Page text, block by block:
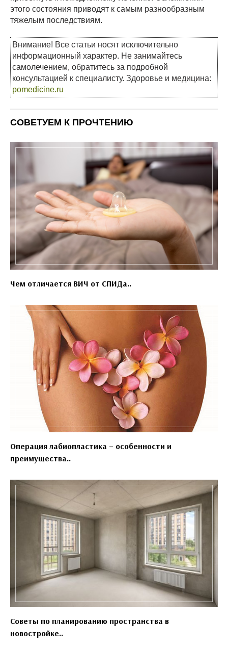
этого состояния приводят к самым разнообразным
тяжелым последствиям.
Внимание! Все статьи носят исключительно
информационный характер. Не занимайтесь
самолечением, обратитесь за подробной
консультацией к специалисту. Здоровье и медицина:
pomedicine.ru
СОВЕТУЕМ К ПРОЧТЕНИЮ
Чем отличается ВИЧ от СПИДа..
Операция лабиопластика – особенности и
преимущества..
Советы по планированию пространства в
новостройке..